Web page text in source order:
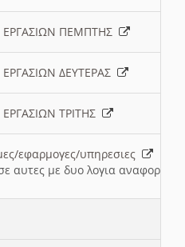
ΕΡΓΑΣΙΩΝ ΠΕΜΠΤΗΣ
ΔΕΥΤΕΡΑΣ
ΤΡΙΤΗΣ
εφαρμογες/υπηρεσιες
αυτες με δυο λογια αναφορικα